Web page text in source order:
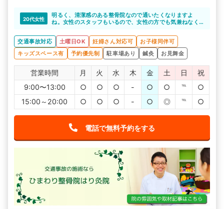
20代女性
明るく、清潔感のある整骨院なので通いたくなりますよ
ね。女性のスタッフもいるので、女性の方でも気兼ねなく
交通事故対応
土曜日OK 妊婦さん対応可
お子様同伴可
キッズスペース有
予約優先制 駐車場あり 鍼灸 お見舞金
営業時間 月 火 水 木 金 土 日
祝
9:00〜13:00
○ ○ ○ - ○ ○ ℡
○
15:00～20:00
○ ○ ○ - ○ ◎ ℡ ○
電話で無料予約をする